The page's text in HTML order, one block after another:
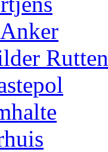
Rutten